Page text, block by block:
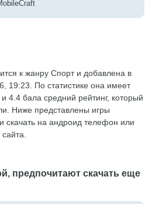
к жанру Спорт и добавлена в
19:23. По статистике она имеет
4.4 бала средний рейтинг, который
Ниже представлены игры
скачать на андроид телефон или
предпочитают скачать еще